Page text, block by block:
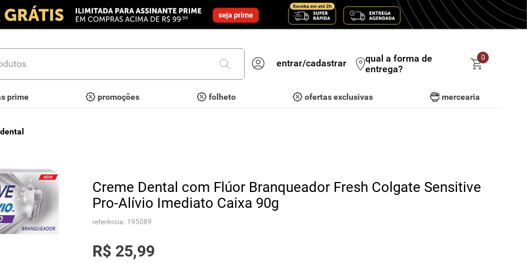
entrar/cadastrar
qual a forma de
entrega?
0
prime promoções folheto ofertas exclusivas mercearia
Creme Dental com Flúor Branqueador Fresh Colgate Sensitive
Pro-Alívio Imediato Caixa 90g
referência: 195089
R$ 25,99